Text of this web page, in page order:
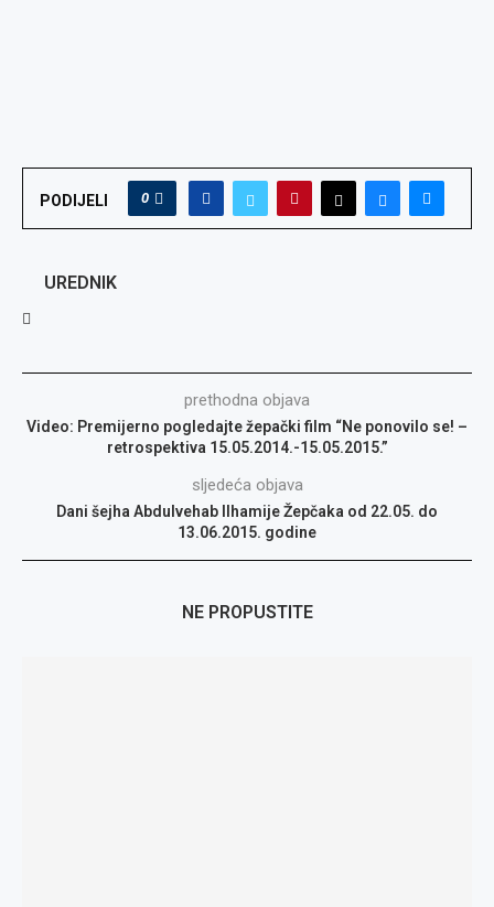
PODIJELI 0
UREDNIK
prethodna objava
Video: Premijerno pogledajte žepački film “Ne ponovilo se! –
retrospektiva 15.05.2014.-15.05.2015.”
sljedeća objava
Dani šejha Abdulvehab Ilhamije Žepčaka od 22.05. do
13.06.2015. godine
NE PROPUSTITE